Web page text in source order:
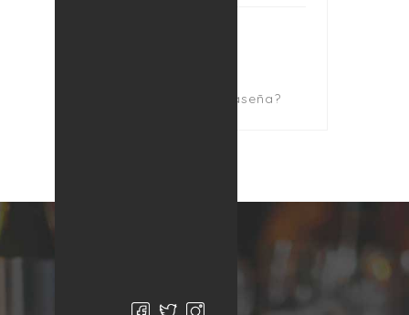
¿Olvidaste la contraseña?